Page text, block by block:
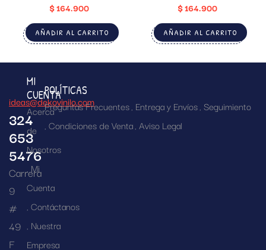
$164.900
AÑADIR AL CARRITO
$164.900
AÑADIR AL CARRITO
ideas@dekovinilo.com
324
653
5476
Carrera
9
#
49
F
MI
CUENTA
Acerca
de
Nosotros
Mi
Cuenta
Contáctanos
Nuestra
Empresa
POLÍTICAS
Preguntas Frecuentes Entrega y Envíos Seguimiento
Condiciones de Venta Aviso Legal